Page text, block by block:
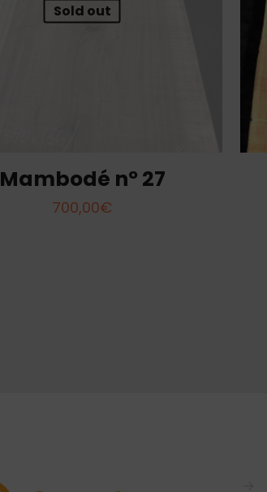
Sold out
Mambodé nº 27
700,00€